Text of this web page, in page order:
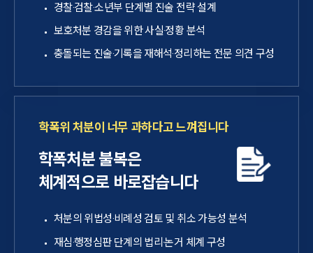
경찰·검찰·소년부 단계별 진술 전략 설계
보호처분 경감을 위한 사실·정황 분석
충돌되는 진술·기록을 재해석·정리하는 전문 의견 구성
학폭위 처분이 너무 과하다고 느껴집니다
학폭처분 불복은
체계적으로 바로잡습니다
처분의 위법성·비례성 검토 및 취소 가능성 분석
재심·행정심판 단계의 법리·논거 체계 구성